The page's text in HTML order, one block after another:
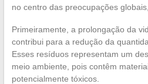
no centro das preocupações
Primeiramente, a prolongação da
contribui para a redução da
Esses resíduos representam um
meio ambiente, pois contêm
potencialmente tóxicos.